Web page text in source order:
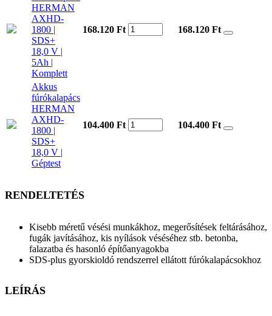
HERMAN
AXHD-
1800 |
SDS+
18,0 V |
5Ah |
Komplett
168.120 Ft 168.120 Ft
Akkus
fúrókalapács
HERMAN
AXHD-
1800 |
SDS+
18,0 V |
Géptest
104.400 Ft 104.400 Ft
RENDELTETÉS
Kisebb méretű vésési munkákhoz, megerősítések feltárásához,
fugák javításához, kis nyílások véséséhez stb. betonba,
falazatba és hasonló építőanyagokba
SDS-plus gyorskioldó rendszerrel ellátott fúrókalapácsokhoz
LEÍRÁS